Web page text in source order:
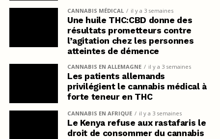
CANNABIS MÉDICAL il y a 3 semaines
Une huile THC:CBD donne des
résultats prometteurs contre
l’agitation chez les personnes
atteintes de démence
CANNABIS EN ALLEMAGNE il y a 3 semaines
Les patients allemands
privilégient le cannabis médical à
forte teneur en THC
CANNABIS EN AFRIQUE il y a 3 semaines
Le Kenya refuse aux rastafaris le
droit de consommer du cannabis